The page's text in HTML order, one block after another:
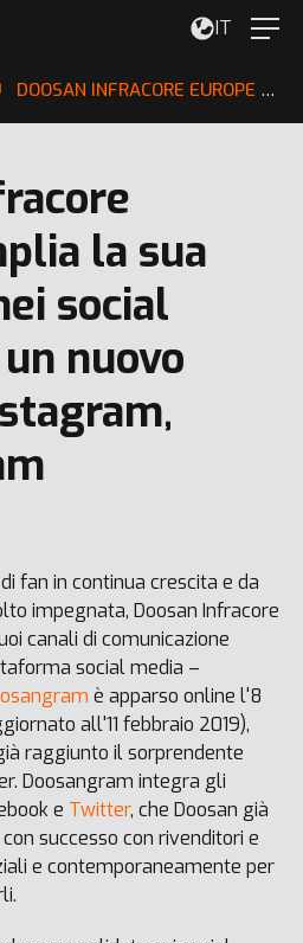
IT
DOOSAN INFRACORE EUROPE AMPLIA LA SUA PRESENZA NEI SOCIAL MEDIA CON UN NUOVO ACCOUNT INSTAGRAM, DOOSANGRAM
la sua
social
nuovo
fan in continua crescita e da
impegnata, Doosan Infracore
canali di comunicazione
social media –
è apparso online l'8
all'11 febbraio 2019),
raggiunto il sorprendente
Doosangram integra gli
e Twitter, che Doosan già
successo con rivenditori e
e contemporaneamente per